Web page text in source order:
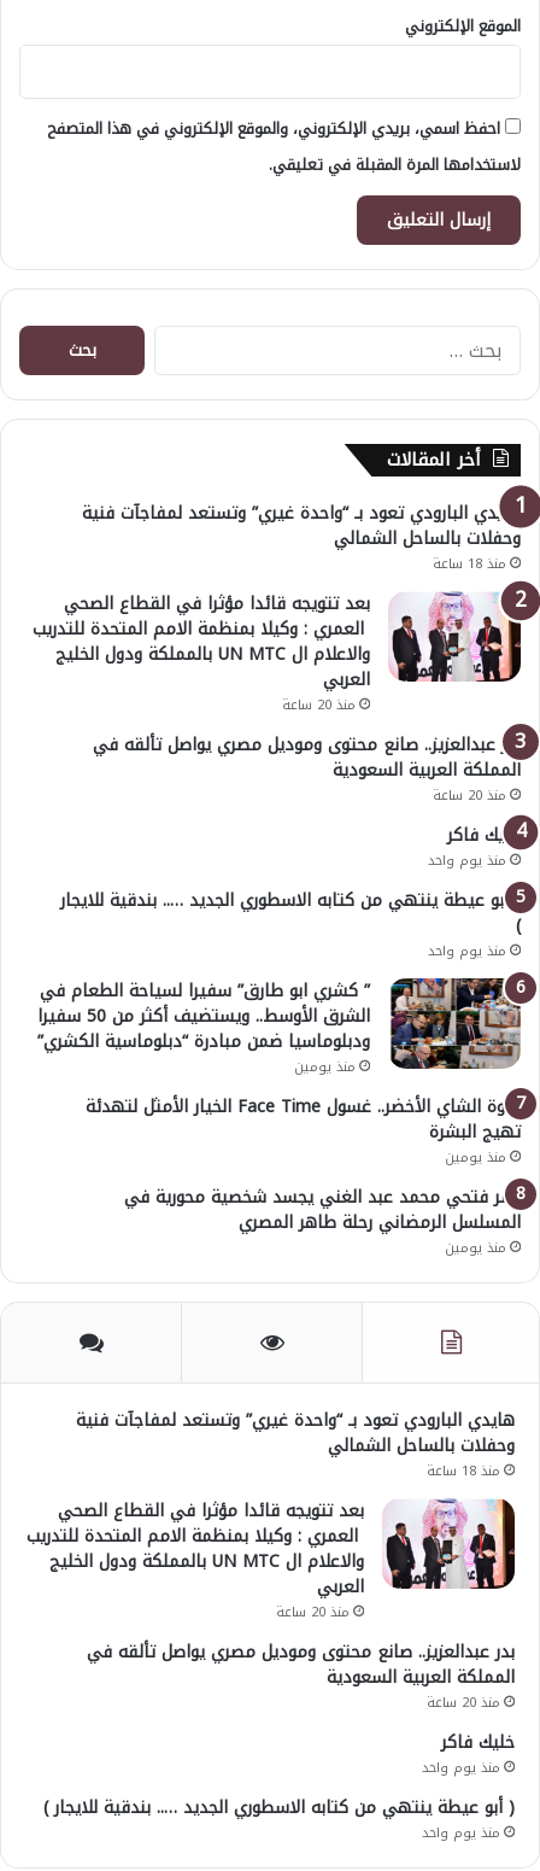
الموقع الإلكتروني
احفظ اسمي، بريدي الإلكتروني، والموقع الإلكتروني في هذا المتصفح
لاستخدامها المرة المقبلة في تعليقي.
البحث
عن:
أخر المقالات
هايدي البارودي تعود بـ “واحدة غيري” وتستعد لمفاجآت فنية
وحفلات بالساحل الشمالي
منذ 18 ساعة
بعد تتويجه قائدا مؤثرا في القطاع الصحي
العمري : وكيلا بمنظمة الامم المتحدة للتدريب
والاعلام ال UN MTC بالمملكة ودول الخليج
العربي
منذ 20 ساعة
بدر عبدالعزيز.. صانع محتوى وموديل مصري يواصل تألقه في
المملكة العربية السعودية
منذ 20 ساعة
خليك فاكر
منذ يوم واحد
( أبو عيطة ينتهي من كتابه الاسطوري الجديد ….. بندقية للايجار
)
منذ يوم واحد
” كشري ابو طارق” سفيرا لسياحة الطعام في
الشرق الأوسط.. ويستضيف أكثر من 50 سفيرا
ودبلوماسيا ضمن مبادرة “دبلوماسية الكشري”
منذ يومين
قوة الشاي الأخضر.. غسول Face Time الخيار الأمثل لتهدئة
تهيج البشرة
منذ يومين
عمر فتحي محمد عبد الغني يجسد شخصية محورية في
المسلسل الرمضاني رحلة طاهر المصري
منذ يومين
هايدي البارودي تعود بـ “واحدة غيري” وتستعد لمفاجآت فنية
وحفلات بالساحل الشمالي
منذ 18 ساعة
بعد تتويجه قائدا مؤثرا في القطاع الصحي
العمري : وكيلا بمنظمة الامم المتحدة للتدريب
والاعلام ال UN MTC بالمملكة ودول الخليج
العربي
منذ 20 ساعة
بدر عبدالعزيز.. صانع محتوى وموديل مصري يواصل تألقه في
المملكة العربية السعودية
منذ 20 ساعة
خليك فاكر
منذ يوم واحد
( أبو عيطة ينتهي من كتابه الاسطوري الجديد ….. بندقية للايجار )
منذ يوم واحد